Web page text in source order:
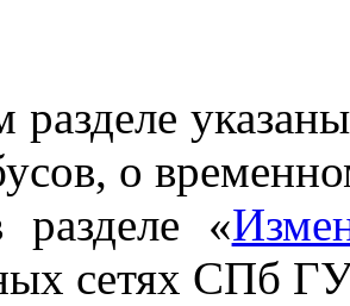
о
разделе «
сетях СПб